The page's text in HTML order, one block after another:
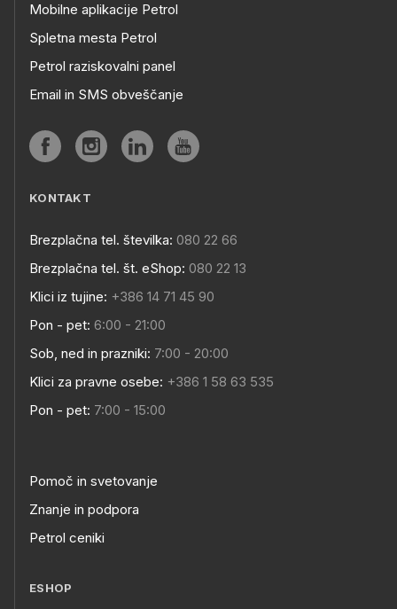
Mobilne aplikacije Petrol
Spletna mesta Petrol
Petrol raziskovalni panel
Email in SMS obveščanje
KONTAKT
Brezplačna tel. številka: 080 22 66
Brezplačna tel. št. eShop: 080 22 13
Klici iz tujine: +386 14 71 45 90
Pon - pet: 6:00 - 21:00
Sob, ned in prazniki: 7:00 - 20:00
Klici za pravne osebe: +386 1 58 63 535
Pon - pet: 7:00 - 15:00
Pomoč in svetovanje
Znanje in podpora
Petrol ceniki
ESHOP